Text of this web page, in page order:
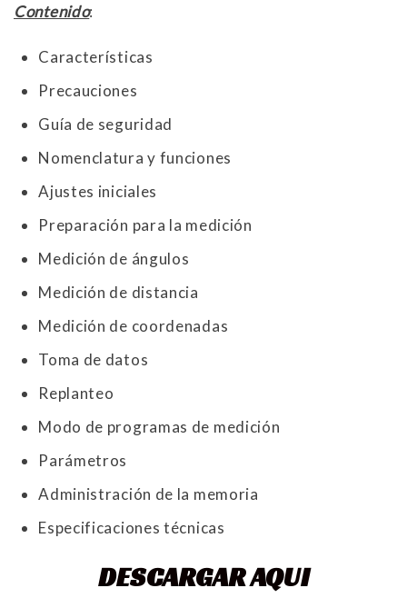
Contenido:
Características
Precauciones
Guía de seguridad
Nomenclatura y funciones
Ajustes iniciales
Preparación para la medición
Medición de ángulos
Medición de distancia
Medición de coordenadas
Toma de datos
Replanteo
Modo de programas de medición
Parámetros
Administración de la memoria
Especificaciones técnicas
DESCARGAR AQUI